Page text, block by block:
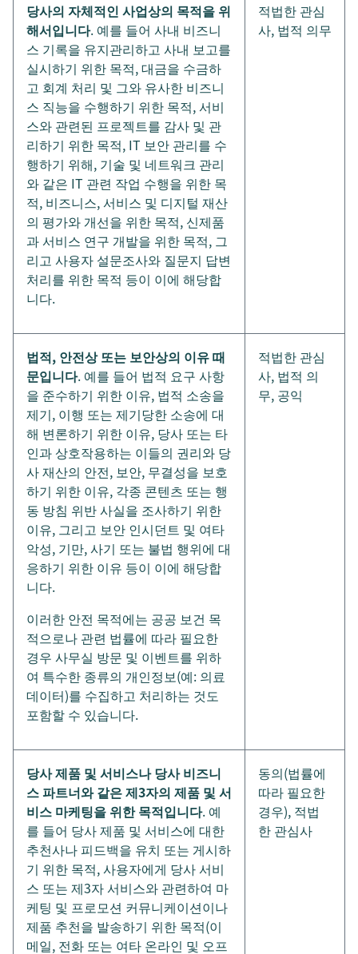
당사의 자체적인 사업상의 목적을 위
해서입니다. 예를 들어 사내 비즈니
스 기록을 유지관리하고 사내 보고를
실시하기 위한 목적, 대금을 수금하
고 회계 처리 및 그와 유사한 비즈니
스 직능을 수행하기 위한 목적, 서비
스와 관련된 프로젝트를 감사 및 관
리하기 위한 목적, IT 보안 관리를 수
행하기 위해, 기술 및 네트워크 관리
와 같은 IT 관련 작업 수행을 위한 목
적, 비즈니스, 서비스 및 디지털 재산
의 평가와 개선을 위한 목적, 신제품
과 서비스 연구 개발을 위한 목적, 그
리고 사용자 설문조사와 질문지 답변
처리를 위한 목적 등이 이에 해당합
니다.
적법한 관심
사, 법적 의무
법적, 안전상 또는 보안상의 이유 때
문입니다. 예를 들어 법적 요구 사항
을 준수하기 위한 이유, 법적 소송을
제기, 이행 또는 제기당한 소송에 대
해 변론하기 위한 이유, 당사 또는 타
인과 상호작용하는 이들의 권리와 당
사 재산의 안전, 보안, 무결성을 보호
하기 위한 이유, 각종 콘텐츠 또는 행
동 방침 위반 사실을 조사하기 위한
이유, 그리고 보안 인시던트 및 여타
악성, 기만, 사기 또는 불법 행위에 대
응하기 위한 이유 등이 이에 해당합
니다.
이러한 안전 목적에는 공공 보건 목
적으로나 관련 법률에 따라 필요한
경우 사무실 방문 및 이벤트를 위하
여 특수한 종류의 개인정보(예: 의료
데이터)를 수집하고 처리하는 것도
포함할 수 있습니다.
적법한 관심
사, 법적 의
무, 공익
당사 제품 및 서비스나 당사 비즈니
스 파트너와 같은 제3자의 제품 및 서
비스 마케팅을 위한 목적입니다. 예
를 들어 당사 제품 및 서비스에 대한
추천사나 피드백을 유치 또는 게시하
기 위한 목적, 사용자에게 당사 서비
스 또는 제3자 서비스와 관련하여 마
케팅 및 프로모션 커뮤니케이션이나
제품 추천을 발송하기 위한 목적(이
메일, 전화 또는 여타 온라인 및 오프
동의(법률에
따라 필요한
경우), 적법
한 관심사